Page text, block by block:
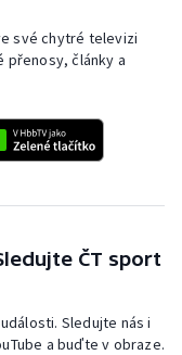
své chytré televizi
přenosy, články a
ČT sport
Sledujte nás i
a buďte v obraze.